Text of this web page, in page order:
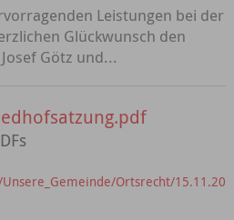
Leistungen bei der
Glückwunsch den
Götz und...
Ortsrecht/15.11.20